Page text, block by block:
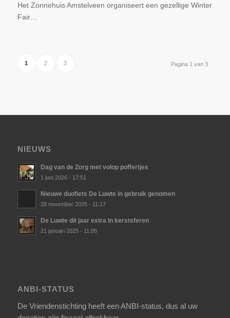
Het Zonnehuis Amstelveen organiseert een gezellige Winter
Fair…
Pagina 1 van 3
1 2 3
NIEUWS
Dag van de Zorg met volop poffertjes
1 juni 2026 - 17:51
Nieuwe duofiets De Luwte in gebruik genomen
28 november 2025 - 11:17
De Luwte dit jaar extra in kerstsferen
21 januari 2025 - 11:05
ANBI-STATUS
De Vriendenstichting heeft een ANBI-status, dus al uw